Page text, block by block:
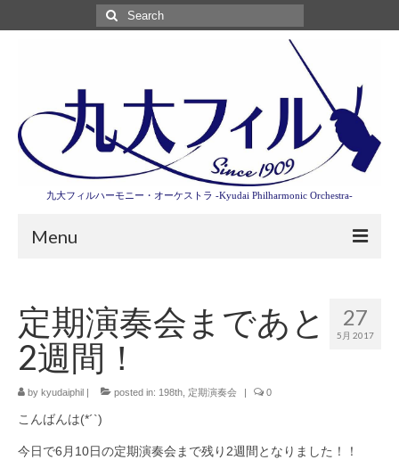
Search
for:
九大フィルハーモニー・オーケストラ -Kyudai Philharmonic Orchestra-
Menu
演奏会情報
卒業記念演奏会2027
九大フィルとは
九大フィルの歴史
27
5月 2017
定期演奏会まであと
2週間！
by kyudaiphil posted in: 198th 定期演奏会 0
こんばんは(*´`)
今日で6月10日の定期演奏会まで残り2週間となりました！！